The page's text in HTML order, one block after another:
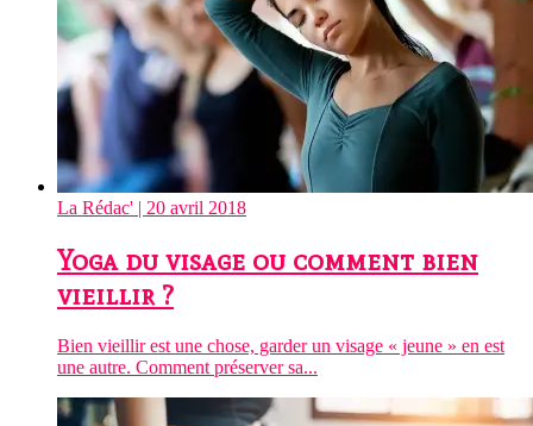
La Rédac' | 20 avril 2018
Yoga du visage ou comment bien
vieillir ?
Bien vieillir est une chose, garder un visage « jeune » en est
une autre. Comment préserver sa...